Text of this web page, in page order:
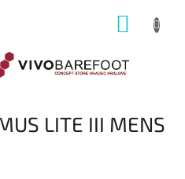
LITE III MENS